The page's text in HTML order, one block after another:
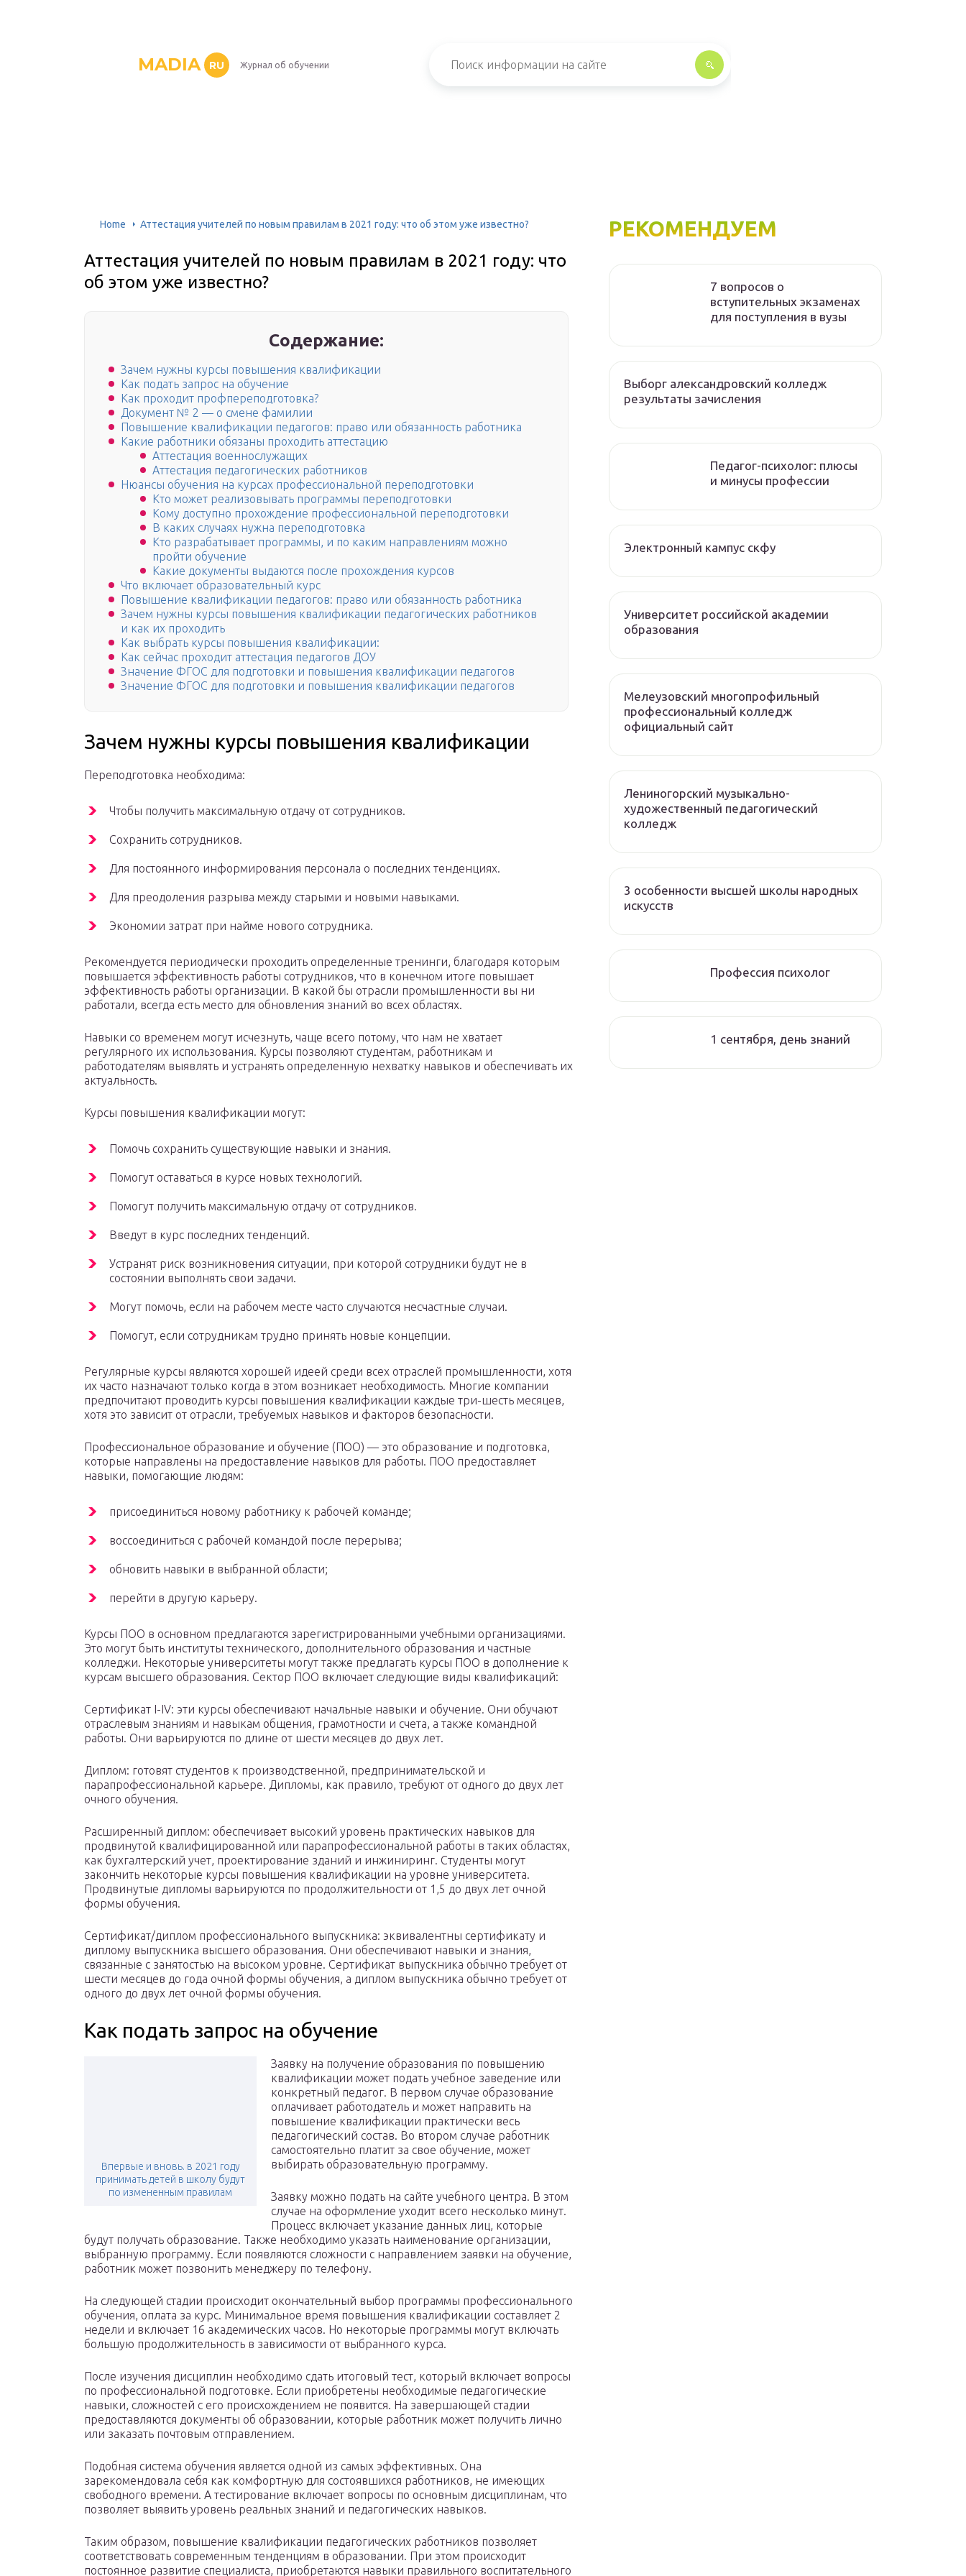
MADIA RU Журнал об обучении
Home Аттестация учителей по новым правилам в 2021 году: что об этом уже известно?
Аттестация учителей по новым правилам в 2021 году: что
об этом уже известно?
Содержание:
Зачем нужны курсы повышения квалификации
Как подать запрос на обучение
Как проходит профпереподготовка?
Документ № 2 — о смене фамилии
Повышение квалификации педагогов: право или обязанность работника
Какие работники обязаны проходить аттестацию
Аттестация военнослужащих
Аттестация педагогических работников
Нюансы обучения на курсах профессиональной переподготовки
Кто может реализовывать программы переподготовки
Кому доступно прохождение профессиональной переподготовки
В каких случаях нужна переподготовка
Кто разрабатывает программы, и по каким направлениям можно
пройти обучение
Какие документы выдаются после прохождения курсов
Что включает образовательный курс
Повышение квалификации педагогов: право или обязанность работника
Зачем нужны курсы повышения квалификации педагогических работников
и как их проходить
Как выбрать курсы повышения квалификации:
Как сейчас проходит аттестация педагогов ДОУ
Значение ФГОС для подготовки и повышения квалификации педагогов
Значение ФГОС для подготовки и повышения квалификации педагогов
Зачем нужны курсы повышения квалификации
Переподготовка необходима:
Чтобы получить максимальную отдачу от сотрудников.
Сохранить сотрудников.
Для постоянного информирования персонала о последних тенденциях.
Для преодоления разрыва между старыми и новыми навыками.
Экономии затрат при найме нового сотрудника.
Рекомендуется периодически проходить определенные тренинги, благодаря которым
повышается эффективность работы сотрудников, что в конечном итоге повышает
эффективность работы организации. В какой бы отрасли промышленности вы ни
работали, всегда есть место для обновления знаний во всех областях.
Навыки со временем могут исчезнуть, чаще всего потому, что нам не хватает
регулярного их использования. Курсы позволяют студентам, работникам и
работодателям выявлять и устранять определенную нехватку навыков и обеспечивать их
актуальность.
Курсы повышения квалификации могут:
Помочь сохранить существующие навыки и знания.
Помогут оставаться в курсе новых технологий.
Помогут получить максимальную отдачу от сотрудников.
Введут в курс последних тенденций.
Устранят риск возникновения ситуации, при которой сотрудники будут не в
состоянии выполнять свои задачи.
Могут помочь, если на рабочем месте часто случаются несчастные случаи.
Помогут, если сотрудникам трудно принять новые концепции.
Регулярные курсы являются хорошей идеей среди всех отраслей промышленности, хотя
их часто назначают только когда в этом возникает необходимость. Многие компании
предпочитают проводить курсы повышения квалификации каждые три-шесть месяцев,
хотя это зависит от отрасли, требуемых навыков и факторов безопасности.
Профессиональное образование и обучение (ПОО) — это образование и подготовка,
которые направлены на предоставление навыков для работы. ПОО предоставляет
навыки, помогающие людям:
присоединиться новому работнику к рабочей команде;
воссоединиться с рабочей командой после перерыва;
обновить навыки в выбранной области;
перейти в другую карьеру.
Курсы ПОО в основном предлагаются зарегистрированными учебными организациями.
Это могут быть институты технического, дополнительного образования и частные
колледжи. Некоторые университеты могут также предлагать курсы ПОО в дополнение к
курсам высшего образования. Сектор ПОО включает следующие виды квалификаций:
Сертификат I-IV: эти курсы обеспечивают начальные навыки и обучение. Они обучают
отраслевым знаниям и навыкам общения, грамотности и счета, а также командной
работы. Они варьируются по длине от шести месяцев до двух лет.
Диплом: готовят студентов к производственной, предпринимательской и
парапрофессиональной карьере. Дипломы, как правило, требуют от одного до двух лет
очного обучения.
Расширенный диплом: обеспечивает высокий уровень практических навыков для
продвинутой квалифицированной или парапрофессиональной работы в таких областях,
как бухгалтерский учет, проектирование зданий и инжиниринг. Студенты могут
закончить некоторые курсы повышения квалификации на уровне университета.
Продвинутые дипломы варьируются по продолжительности от 1,5 до двух лет очной
формы обучения.
Сертификат/диплом профессионального выпускника: эквивалентны сертификату и
диплому выпускника высшего образования. Они обеспечивают навыки и знания,
связанные с занятостью на высоком уровне. Сертификат выпускника обычно требует от
шести месяцев до года очной формы обучения, а диплом выпускника обычно требует от
одного до двух лет очной формы обучения.
Как подать запрос на обучение
Впервые и вновь. в 2021 году
принимать детей в школу будут
по измененным правилам
Заявку на получение образования по повышению
квалификации может подать учебное заведение или
конкретный педагог. В первом случае образование
оплачивает работодатель и может направить на
повышение квалификации практически весь
педагогический состав. Во втором случае работник
самостоятельно платит за свое обучение, может
выбирать образовательную программу.
Заявку можно подать на сайте учебного центра. В этом
случае на оформление уходит всего несколько минут.
Процесс включает указание данных лиц, которые
будут получать образование. Также необходимо указать наименование организации,
выбранную программу. Если появляются сложности с направлением заявки на обучение,
работник может позвонить менеджеру по телефону.
На следующей стадии происходит окончательный выбор программы профессионального
обучения, оплата за курс. Минимальное время повышения квалификации составляет 2
недели и включает 16 академических часов. Но некоторые программы могут включать
большую продолжительность в зависимости от выбранного курса.
После изучения дисциплин необходимо сдать итоговый тест, который включает вопросы
по профессиональной подготовке. Если приобретены необходимые педагогические
навыки, сложностей с его происхождением не появится. На завершающей стадии
предоставляются документы об образовании, которые работник может получить лично
или заказать почтовым отправлением.
Подобная система обучения является одной из самых эффективных. Она
зарекомендовала себя как комфортную для состоявшихся работников, не имеющих
свободного времени. А тестирование включает вопросы по основным дисциплинам, что
позволяет выявить уровень реальных знаний и педагогических навыков.
Таким образом, повышение квалификации педагогических работников позволяет
соответствовать современным тенденциям в образовании. При этом происходит
постоянное развитие специалиста, приобретаются навыки правильного воспитательного
РЕКОМЕНДУЕМ
7 вопросов о
вступительных экзаменах
для поступления в вузы
Выборг александровский колледж
результаты зачисления
Педагог-психолог: плюсы
и минусы профессии
Электронный кампус скфу
Университет российской академии
образования
Мелеузовский многопрофильный
профессиональный колледж
официальный сайт
Лениногорский музыкально-
художественный педагогический
колледж
3 особенности высшей школы народных
искусств
Профессия психолог
1 сентября, день знаний